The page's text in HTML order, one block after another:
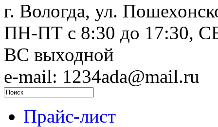
г. Вологда, ул.
ПН-ПТ c 8:30 до 17:30,
ВС выходной
e-mail: 1234ada@mail.ru
Прайс-лист